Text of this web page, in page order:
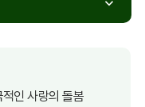
인 사랑의 돌봄